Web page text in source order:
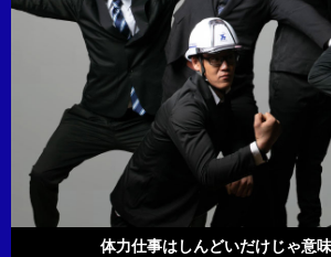
体力仕事はしんどいだけじゃ意味